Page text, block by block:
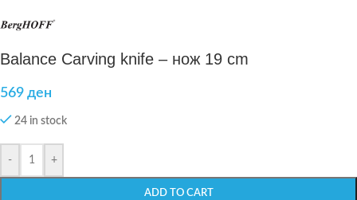
Balance Carving knife – нож 19 cm
569 ден
24 in stock
- +
ADD TO CART